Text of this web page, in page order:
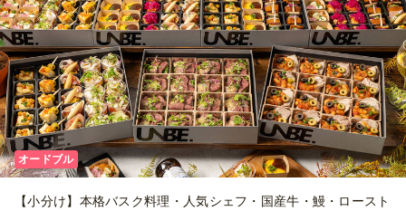
オードブル
【小分け】本格バスク料理・人気シェフ・国産牛・鰻・ロースト